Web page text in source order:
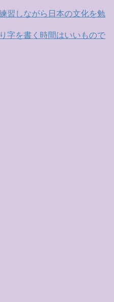
習しながら日本の文化を勉
字を書く時間はいいもので